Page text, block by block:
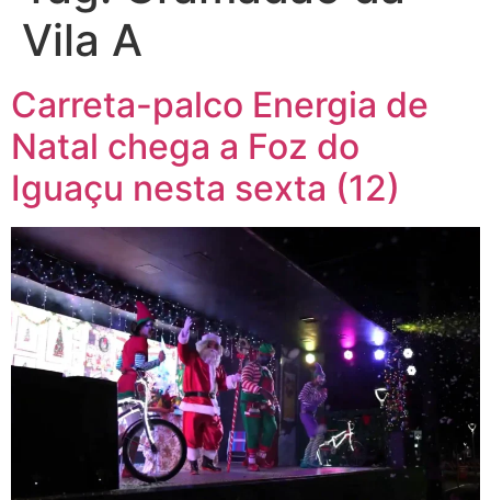
Vila A
Carreta-palco Energia de
Natal chega a Foz do
Iguaçu nesta sexta (12)